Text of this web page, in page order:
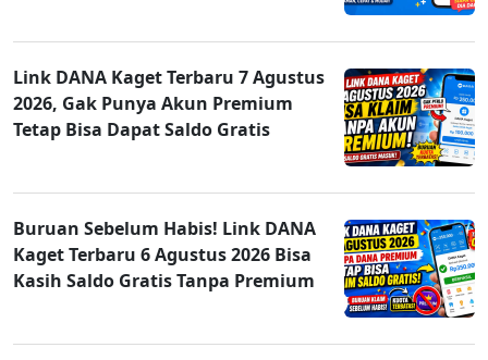
Link DANA Kaget Terbaru 7 Agustus
2026, Gak Punya Akun Premium
Tetap Bisa Dapat Saldo Gratis
Buruan Sebelum Habis! Link DANA
Kaget Terbaru 6 Agustus 2026 Bisa
Kasih Saldo Gratis Tanpa Premium